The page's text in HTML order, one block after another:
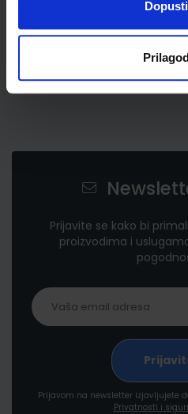
Prijavite se kako bi
proizvodima i
Prijavom na newsletter izjavljujete
Privatnosti i